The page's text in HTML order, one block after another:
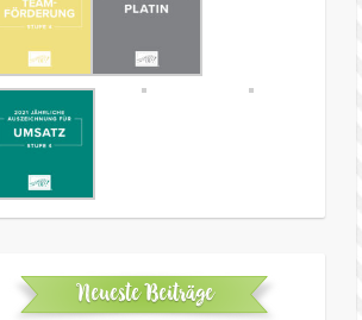
Neueste Beiträge